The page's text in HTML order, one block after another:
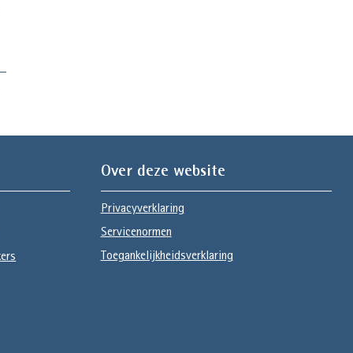
Over deze website
Privacyverklaring
Servicenormen
Toegankelijkheidsverklaring